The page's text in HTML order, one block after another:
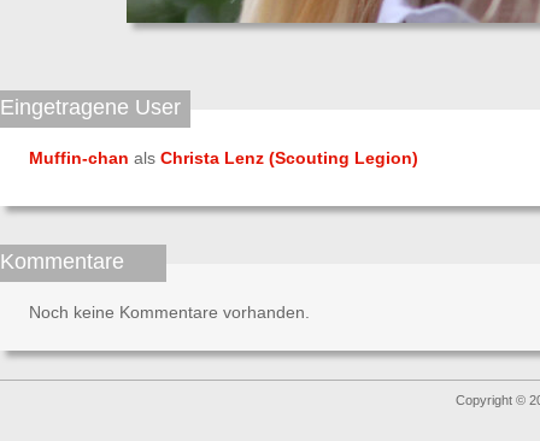
Eingetragene User
Muffin-chan als Christa Lenz (Scouting Legion)
Kommentare
Noch keine Kommentare vorhanden.
Copyright ©